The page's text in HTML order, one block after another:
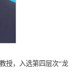
授，入选第四层次“龙